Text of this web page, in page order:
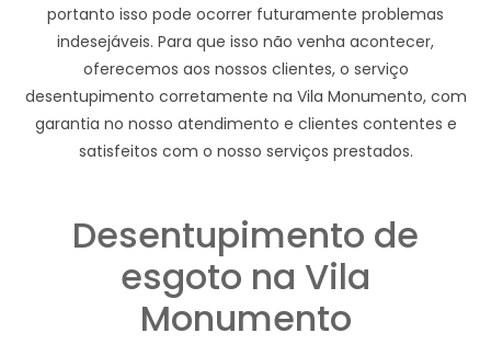
portanto isso pode ocorrer futuramente problemas
indesejáveis. Para que isso não venha acontecer,
oferecemos aos nossos clientes, o serviço
desentupimento corretamente na Vila Monumento, com
garantia no nosso atendimento e clientes contentes e
satisfeitos com o nosso serviços prestados.
Desentupimento de
esgoto na Vila
Monumento